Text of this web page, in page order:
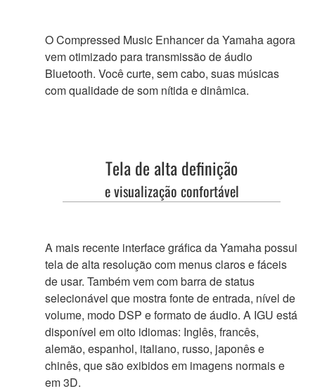
O Compressed Music Enhancer da Yamaha agora
vem otimizado para transmissão de áudio
Bluetooth. Você curte, sem cabo, suas músicas
com qualidade de som nítida e dinâmica.
Tela de alta definição
e visualização confortável
A mais recente interface gráfica da Yamaha possui
tela de alta resolução com menus claros e fáceis
de usar. Também vem com barra de status
selecionável que mostra fonte de entrada, nível de
volume, modo DSP e formato de áudio. A IGU está
disponível em oito idiomas: Inglês, francês,
alemão, espanhol, italiano, russo, japonês e
chinês, que são exibidos em imagens normais e
em 3D.